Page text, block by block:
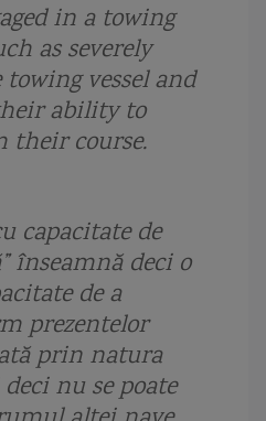
Imparatul Traian
infanterie marina Romania
istorie navala Jeanne D'Arc 2018
Lebedele albe licitatii
nave politia de frontiera
de catarg
Lurssen Marasesti
in a towing
as severely
vessel and
ability to
their course.
capacitate de
înseamnă deci o
de a
prezentelor
prin natura
nu se poate